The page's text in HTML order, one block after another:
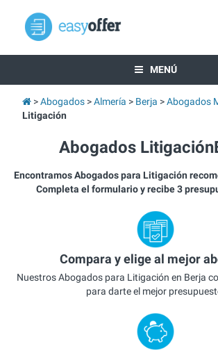
MENÚ
Abogados Almería Berja
Abogados
Litigación
Abogados
Encontramos Abogados para Litigación
Completa el formulario y recibe 3
Compara y elige al mejor
Nuestros Abogados para Litigación en Berja
para darte el mejor